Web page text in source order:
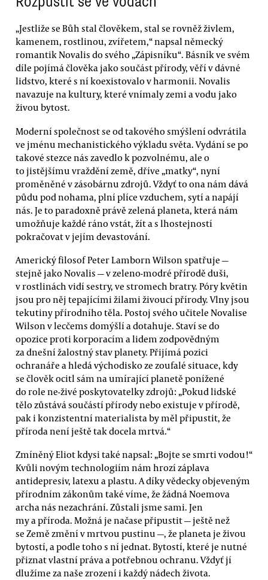
„Jestliže se Bůh stal člověkem, stal se rovněž živlem,
kamenem, rostlinou, zvířetem,“ napsal německý
romantik Novalis do svého „Zápisníku“. Básník ve svém
díle pojímá člověka jako součást přírody, věří v dávné
lidstvo, které s ní koexistovalo v harmonii. Novalis
navazuje na kultury, které vnímaly zemi a vodu jako
živou bytost.
Moderní společnost se od takového smýšlení odvrátila
ve jménu mechanistického výkladu světa. Vydání se po
takové stezce nás zavedlo k pozvolnému, ale o
to jistějšímu vraždění země, dříve „matky“, nyní
proměněné v zásobárnu zdrojů. Vždyť to ona nám dává
půdu pod nohama, plní plíce vzduchem, sytí a napájí
nás. Je to paradoxně právě zelená planeta, která nám
umožňuje každé ráno vstát, žít a s lhostejností
pokračovat v jejím devastování.
Americký filosof Peter Lamborn Wilson spatřuje —
stejně jako Novalis — v zeleno-modré přírodě duši,
v rostlinách vidí sestry, ve stromech bratry. Póry květin
jsou pro něj tepajícími žilami živoucí přírody. Vlny jsou
tekutiny přírodního těla. Postoj svého učitele Novalise
Wilson v lecčems domýšlí a dotahuje. Staví se do
opozice proti korporacím a lidem zodpovědným
za dnešní žalostný stav planety. Přijímá pozici
ochranáře a hledá východisko ze zoufalé situace, kdy
se člověk ocitl sám na umírající planetě ponížené
do role ne-živé poskytovatelky zdrojů: „Pokud lidské
tělo zůstává součástí přírody nebo existuje v přírodě,
pak i konzistentní materialista by měl připustit, že
příroda není ještě tak docela mrtvá.“
Zmíněný Eliot kdysi také napsal: „Bojte se smrti vodou!“
Kvůli novým technologiím nám hrozí záplava
antidepresiv, latexu a plastu. A díky vědecky objeveným
přírodním zákonům také víme, že žádná Noemova
archa nás nezachrání. Zůstali jsme sami. Jen
my a příroda. Možná je načase připustit — ještě než
se Země změní v mrtvou pustinu —, že planeta je živou
bytostí, a podle toho s ní jednat. Bytostí, které je nutné
přiznat vlastní práva a potřebnou ochranu. Vždyť jí
dlužíme za naše zrození i každý nádech života.